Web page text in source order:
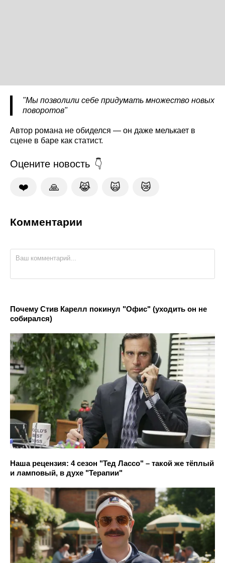
"Мы позволили себе придумать множество новых
поворотов"
Автор романа не обиделся — он даже мелькает в
сцене в баре как статист.
Оцените новость
❤️ 🙏 😹 🙀 😿
Комментарии
Почему Стив Карелл покинул "Офис" (уходить он не
собирался)
Наша рецензия: 4 сезон "Тед Лассо" – такой же тёплый
и ламповый, в духе "Терапии"